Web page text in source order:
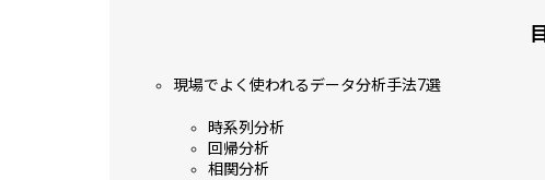
現場でよく使われるデータ分析手法7選
時系列分析
回帰分析
相関分析